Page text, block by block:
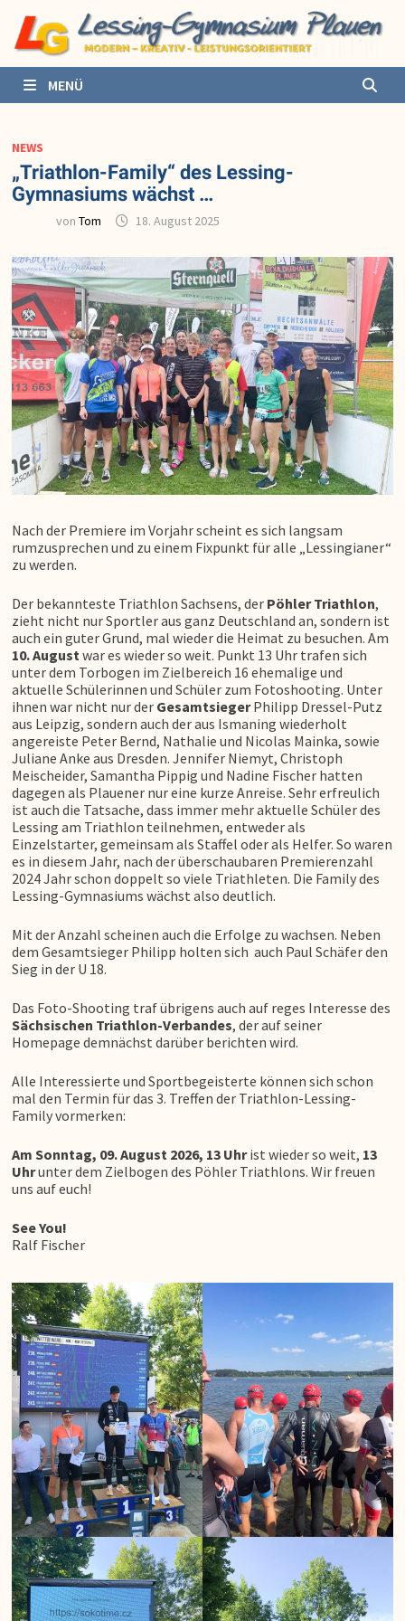
zum
Inhalt
MENÜ
NEWS
„Triathlon-Family“ des Lessing-
Gymnasiums wächst …
vonTom 18. August 2025
Nach der Premiere im Vorjahr scheint es sich langsam
rumzusprechen und zu einem Fixpunkt für alle „Lessingianer“
zu werden.
Der bekannteste Triathlon Sachsens, der Pöhler Triathlon,
zieht nicht nur Sportler aus ganz Deutschland an, sondern ist
auch ein guter Grund, mal wieder die Heimat zu besuchen. Am
10. August war es wieder so weit. Punkt 13 Uhr trafen sich
unter dem Torbogen im Zielbereich 16 ehemalige und
aktuelle Schülerinnen und Schüler zum Fotoshooting. Unter
ihnen war nicht nur der GesamtsiegerPhilipp Dressel-Putz
aus Leipzig, sondern auch der aus Ismaning wiederholt
angereiste Peter Bernd, Nathalie und Nicolas Mainka, sowie
Juliane Anke aus Dresden. Jennifer Niemyt, Christoph
Meischeider, Samantha Pippig und Nadine Fischer hatten
dagegen als Plauener nur eine kurze Anreise. Sehr erfreulich
ist auch die Tatsache, dass immer mehr aktuelle Schüler des
Lessing am Triathlon teilnehmen, entweder als
Einzelstarter, gemeinsam als Staffel oder als Helfer. So waren
es in diesem Jahr, nach der überschaubaren Premierenzahl
2024 Jahr schon doppelt so viele Triathleten. Die Family des
Lessing-Gymnasiums wächst also deutlich.
Mit der Anzahl scheinen auch die Erfolge zu wachsen. Neben
dem Gesamtsieger Philipp holten sich auch Paul Schäfer den
Sieg in der U 18.
Das Foto-Shooting traf übrigens auch auf reges Interesse des
Sächsischen Triathlon-Verbandes, der auf seiner
Homepage demnächst darüber berichten wird.
Alle Interessierte und Sportbegeisterte können sich schon
mal den Termin für das 3. Treffen der Triathlon-Lessing-
Family vormerken:
Am Sonntag, 09. August 2026, 13 Uhrist wieder so weit, 13
Uhrunter dem Zielbogen des Pöhler Triathlons. Wir freuen
uns auf euch!
See You!
Ralf Fischer